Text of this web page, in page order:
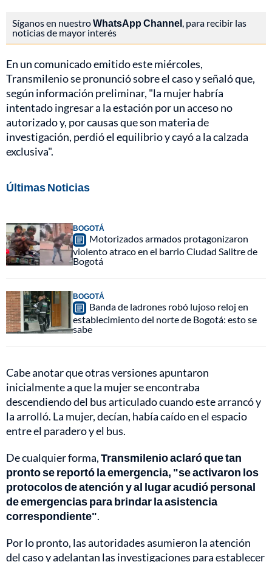
Síganos en nuestroWhatsApp Channel , para recibir las
noticias de mayor interés
En un comunicado emitido este miércoles,
Transmilenio se pronunció sobre el caso y señaló que,
según información preliminar, "la mujer habría
intentado ingresar a la estación por un acceso no
autorizado y, por causas que son materia de
investigación, perdió el equilibrio y cayó a la calzada
exclusiva".
Últimas Noticias
BOGOTÁ
Motorizados armados protagonizaron
violento atraco en el barrio Ciudad Salitre de
Bogotá
BOGOTÁ
Banda de ladrones robó lujoso reloj en
establecimiento del norte de Bogotá: esto se
sabe
Cabe anotar que otras versiones apuntaron
inicialmente a que la mujer se encontraba
descendiendo del bus articulado cuando este arrancó y
la arrolló. La mujer, decían, había caído en el espacio
entre el paradero y el bus.
De cualquier forma,Transmilenio aclaró que tan
pronto se reportó la emergencia, "se activaron los
protocolos de atención y al lugar acudió personal
de emergencias para brindar la asistencia
correspondiente".
Por lo pronto, las autoridades asumieron la atención
del caso y adelantan las investigaciones para establecer